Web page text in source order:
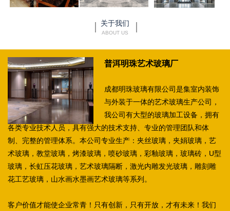
关于我们
ABOUT US
普洱明珠艺术玻璃厂
成都明珠玻璃有限公司是集室内装饰
与外装于一体的艺术玻璃生产公司，
我公司有大型的玻璃加工设备，拥有
各类专业技术人员，具有强大的技术支持、专业的管理团队和体
制、完整的管理体系。本公司专业生产：夹丝玻璃，夹娟玻璃，艺
术玻璃，教堂玻璃，烤漆玻璃，喷砂玻璃，彩釉玻璃，玻璃砖，U型
玻璃，长虹压花玻璃，艺术玻璃隔断，激光内雕发光玻璃，雕刻雕
花工艺玻璃，山水画水墨画艺术玻璃等系列。
客户价值才能使企业常青！只有创新，只有开放，才有未来！我们